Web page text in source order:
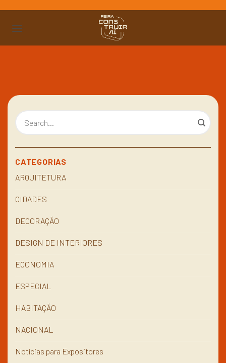
para
CATEGORIAS
ARQUITETURA
CIDADES
DECORAÇÃO
DESIGN DE INTERIORES
ECONOMIA
ESPECIAL
HABITAÇÃO
NACIONAL
Notícias para Expositores